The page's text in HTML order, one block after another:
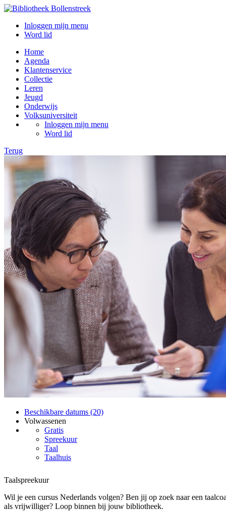
Inloggen mijn menu
Word lid
Home
Agenda
Klantenservice
Collectie
Leren
Jeugd
Onderwijs
Volksuniversiteit
Inloggen mijn menu
Word lid
Terug
Beschikbare datums (20)
Volwassenen
Gratis
Spreekuur
Taal
Taalhuis
Taalspreekuur
Wil je een cursus Nederlands volgen? Ben jij op zoek naar een
als vrijwilliger? Loop binnen bij jouw bibliotheek.